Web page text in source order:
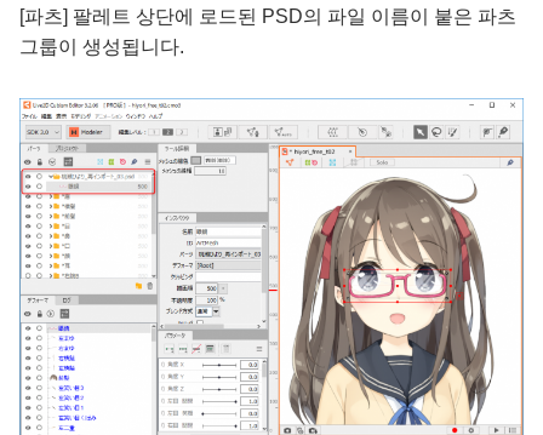
[파츠] 팔레트 상단에 로드된 PSD의 파일 이름이 붙은 파츠
그룹이 생성됩니다.